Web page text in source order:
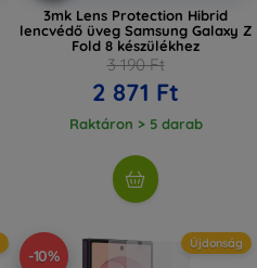
3mk Lens Protection Hibrid
lencvédő üveg Samsung Galaxy Z
Fold 8 készülékhez
3 190 Ft
2 871 Ft
Raktáron > 5 darab
-10%
Újdonság